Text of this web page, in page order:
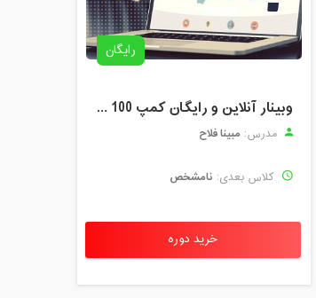
رایگان
وبینار آنلاین و رایگان کمپ 100 نفر - متوسطه اول
مدرس: مبینا فلاح
کلاس بعدی: نامشخص
خرید دوره